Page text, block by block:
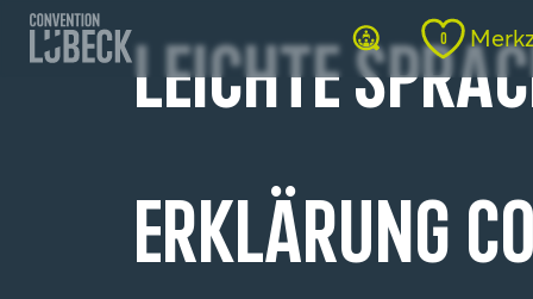
0
Leichte
Erklärung